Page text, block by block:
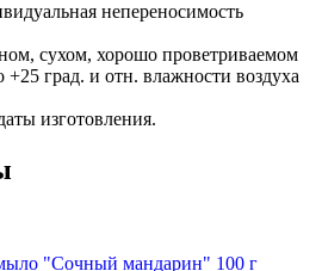
непереносимость
сухом, хорошо проветриваемом
град. и отн. влажности воздуха
изготовления.